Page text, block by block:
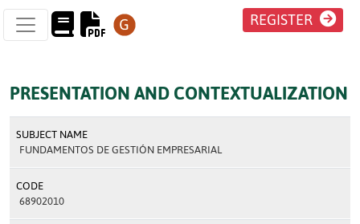
REGISTER
PRESENTATION AND CONTEXTUALIZATION
SUBJECT NAME
FUNDAMENTOS DE GESTIÓN EMPRESARIAL
CODE
68902010